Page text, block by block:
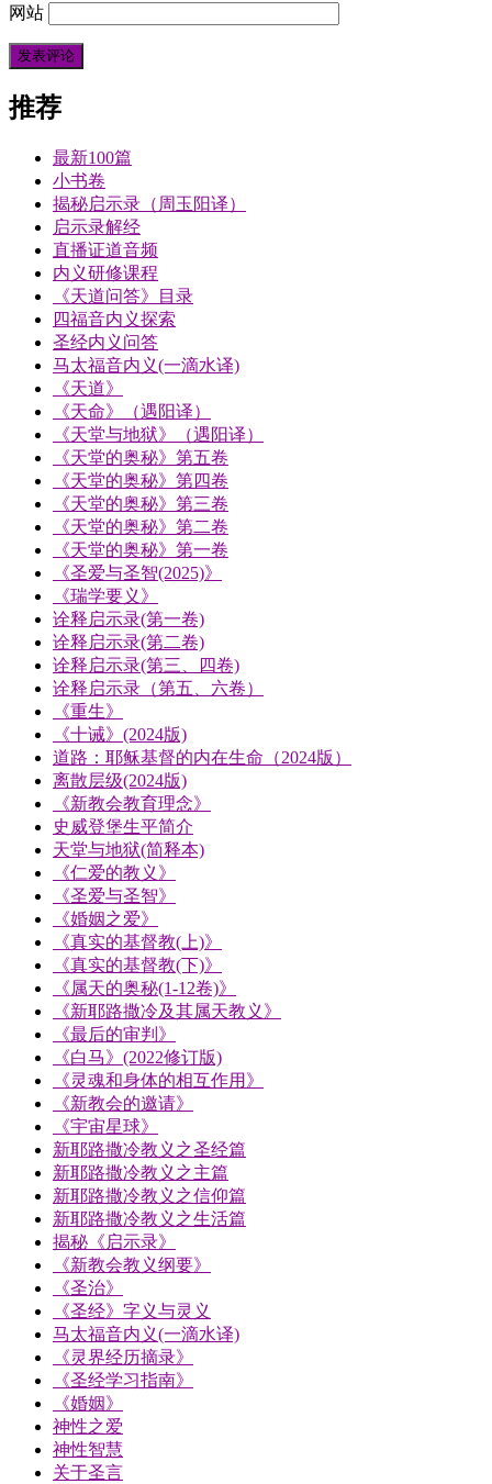
网站
推荐
最新100篇
小书卷
揭秘启示录（周玉阳译）
启示录解经
直播证道音频
内义研修课程
《天道问答》目录
四福音内义探索
圣经内义问答
马太福音内义(一滴水译)
《天道》
《天命》（遇阳译）
《天堂与地狱》（遇阳译）
《天堂的奥秘》第五卷
《天堂的奥秘》第四卷
《天堂的奥秘》第三卷
《天堂的奥秘》第二卷
《天堂的奥秘》第一卷
《圣爱与圣智(2025)》
《瑞学要义》
诠释启示录(第一卷)
诠释启示录(第二卷)
诠释启示录(第三、四卷)
诠释启示录（第五、六卷）
《重生》
《十诫》(2024版)
道路：耶稣基督的内在生命（2024版）
离散层级(2024版)
《新教会教育理念》
史威登堡生平简介
天堂与地狱(简释本)
《仁爱的教义》
《圣爱与圣智》
《婚姻之爱》
《真实的基督教(上)》
《真实的基督教(下)》
《属天的奥秘(1-12卷)》
《新耶路撒冷及其属天教义》
《最后的审判》
《白马》(2022修订版)
《灵魂和身体的相互作用》
《新教会的邀请》
《宇宙星球》
新耶路撒冷教义之圣经篇
新耶路撒冷教义之主篇
新耶路撒冷教义之信仰篇
新耶路撒冷教义之生活篇
揭秘《启示录》
《新教会教义纲要》
《圣治》
《圣经》字义与灵义
马太福音内义(一滴水译)
《灵界经历摘录》
《圣经学习指南》
《婚姻》
神性之爱
神性智慧
关于圣言